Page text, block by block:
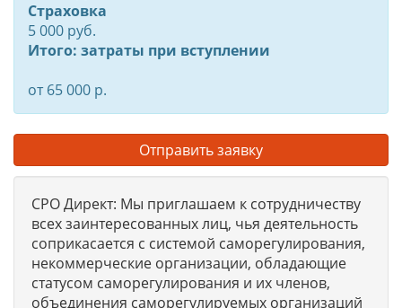
Страховка
5 000 руб.
Итого: затраты при вступлении
от 65 000 р.
Отправить заявку
СРО Директ: Мы приглашаем к сотрудничеству
всех заинтересованных лиц, чья деятельность
соприкасается с системой саморегулирования,
некоммерческие организации, обладающие
статусом саморегулирования и их членов,
объединения саморегулируемых организаций